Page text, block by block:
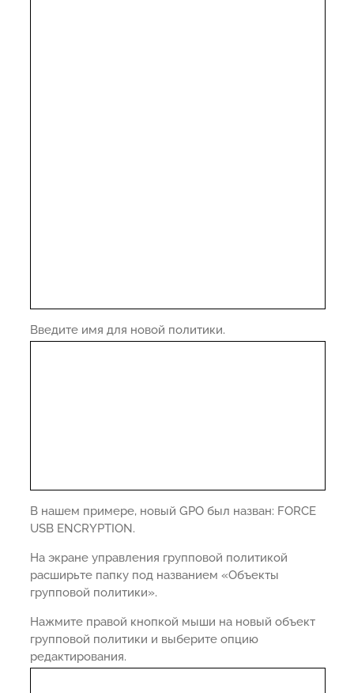
Введите имя для новой политики.
В нашем примере, новый GPO был назван: FORCE
USB ENCRYPTION.
На экране управления групповой политикой
расширьте папку под названием «Объекты
групповой политики».
Нажмите правой кнопкой мыши на новый объект
групповой политики и выберите опцию
редактирования.